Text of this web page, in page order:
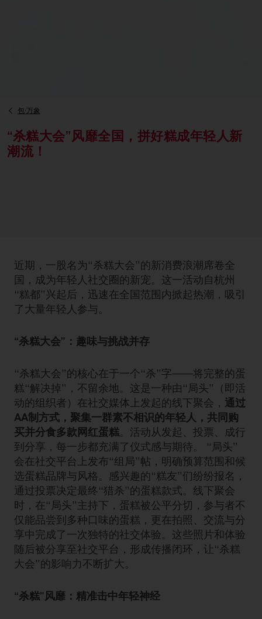
包·万象
“杀糕大会”风靡全国，拼好糕成年轻人新
潮流！
近期，一股名为“杀糕大会”的新消费浪潮席卷全
国，成为年轻人社交圈的新宠。这一活动自杭州
“糕都”兴起后，迅速在全国范围内掀起热潮，吸引
了大量年轻人参与。
“杀糕大会”：趣味与挑战并存
“杀糕大会”的核心在于一个“杀”字——将完整的蛋
糕“解决掉”，不留余地。这是一种由“局头”（即活
动的组织者）在社交媒体上发起的线下聚会， 通过
AA制方式，聚集一群素不相识的年轻人，共同购
买并分食多款网红蛋糕。活动从发起、投票、成行
到分享，每一步都充满了仪式感与期待。 “局头”
会在社交平台上发布“组局”帖，明确预算范围和候
选蛋糕品牌与风格。感兴趣的“糕友”们纷纷报名，
通过投票决定最终“猎杀”的蛋糕款式。线下聚会
时，在“局头”主持下，蛋糕被公平分切，参与者不
仅能品尝到多种口味的蛋糕，更在拍照、交流与分
享中完成了一次独特的社交体验。这些照片和体验
随后被分享至社交平台，形成传播闭环，让“杀糕
大会”的影响力不断扩大。
“杀糕”风靡：精准击中年轻神经